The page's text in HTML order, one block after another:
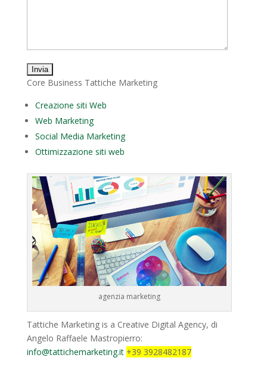
Core Business Tattiche Marketing
Creazione siti Web
Web Marketing
Social Media Marketing
Ottimizzazione siti web
agenzia marketing
Tattiche Marketing is a Creative Digital Agency, di
Angelo Raffaele Mastropierro:
info@tattichemarketing.it +39 3928482187